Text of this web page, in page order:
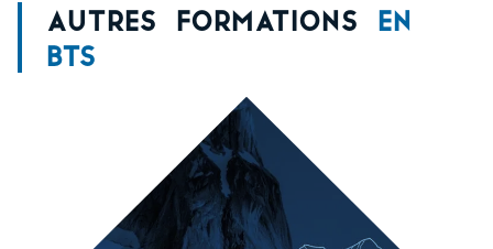
Autres formations
En
BTS